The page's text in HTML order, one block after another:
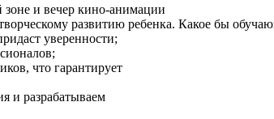
зоне и вечер кино-анимации
развитию ребенка. Какое бы
уверенности;
что гарантирует
и разрабатываем